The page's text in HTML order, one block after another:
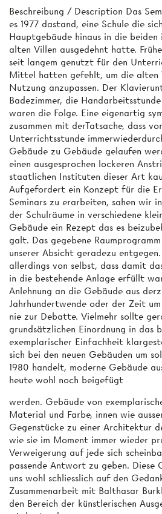
Beschreibung / Description Das
es 1977 dastand, eine Schule die
Hauptgebäude hinaus in die
alten Villen ausgedehnt hatte.
seit langem genutzt für den
Mittel hatten gefehlt, um die alten
Nutzung anzupassen. Der
Badezimmer, die
waren die Folge. Eine eigenartig
zusammen mit derTatsache, dass
Unterrichtsstunde
Gebäude zu Gebäude gelaufen
einen ausgesprochen lockeren
staatlichen Instituten dieser Art
Aufgefordert ein Konzept für die
Seminars zu erarbeiten, sahen wir
der Schulräume in verschiedene
Gebäude ein Rezept das es
galt. Das gegebene
unserer Absicht geradezu
allerdings von selbst, dass damit
in die bestehende Anlage erfüllt
Anlehnung an die Gebäude aus
Jahrhundertwende oder der Zeit
nie zur Debatte. Vielmehr sollte
grundsätzlichen Einordnung in das
exemplarischer Einfachheit
sich bei den neuen Gebäuden um
1980 handelt, moderne Gebäude
heute wohl noch beigefügt
werden. Gebäude von
Material und Farbe, innen wie
Gegenstücke zu einer Architektur
wie sie im Moment immer wieder
Verweigerung auf jede sich
passende Antwort zu geben. Diese
uns wohl schliesslich auf den
Zusammenarbeit mit Balthasar
den Bereich der künstlerischen